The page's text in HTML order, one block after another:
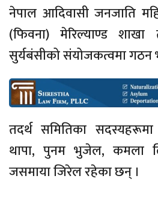
नेपाल आदिवासी जनजाति
(फिवना) मेरिल्याण्ड
सुर्यबंसीको संयोजकत्वमा गठन
तदर्थ समितिका
थापा, पुनम भुजेल, कमला
जसमाया जिरेल रहेका छन् ।